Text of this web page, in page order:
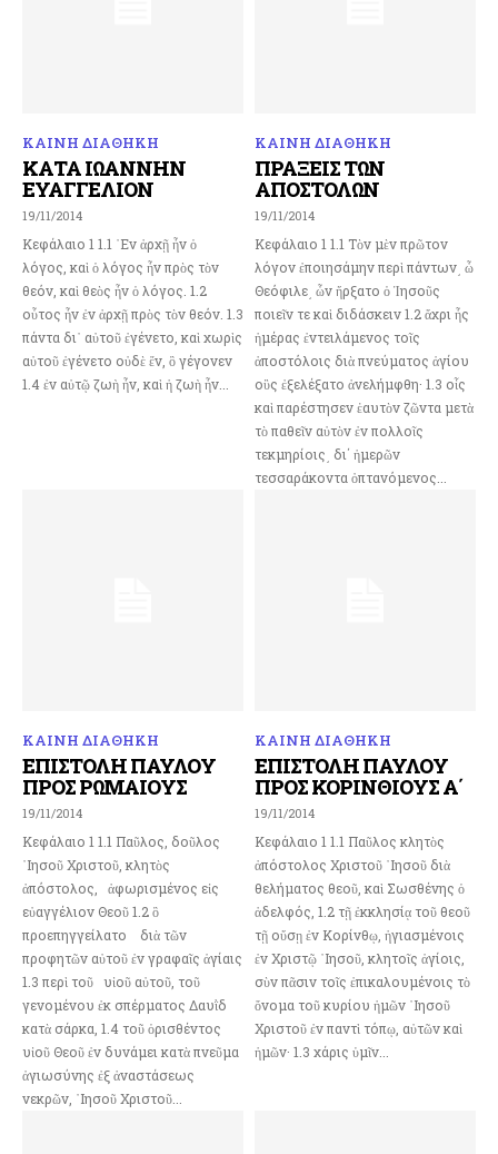
ΚΑΙΝΗ ΔΙΑΘΗΚΗ
ΚΑΤΑ ΙΩΑΝΝΗΝ
ΕΥΑΓΓΕΛΙΟΝ
19/11/2014
Κεφάλαιο 1 1.1 ᾽Εν ἀρχῇ ἦν ὁ
λόγος, καὶ ὁ λόγος ἦν πρὸς τὸν
θεόν, καὶ θεὸς ἦν ὁ λόγος. 1.2
οὗτος ἦν ἐν ἀρχῇ πρὸς τὸν θεόν. 1.3
πάντα δι᾽ αὐτοῦ ἐγένετο, καὶ χωρὶς
αὐτοῦ ἐγένετο οὐδὲ ἕν, ὃ γέγονεν
1.4 ἐν αὐτῷ ζωὴ ἦν, καὶ ἡ ζωὴ ἦν...
ΚΑΙΝΗ ΔΙΑΘΗΚΗ
ΠΡΑΞΕΙΣ ΤΩΝ
ΑΠΟΣΤΟΛΩΝ
19/11/2014
Κεφάλαιο 1 1.1 Τὸν μὲν πρῶτον
λόγον ἐποιησάμην περὶ πάντων͵ ὦ
Θεόφιλε͵ ὧν ἤρξατο ὁ Ἰησοῦς
ποιεῖν τε καὶ διδάσκειν 1.2 ἄχρι ἧς
ἡμέρας ἐντειλάμενος τοῖς
ἀποστόλοις διὰ πνεύματος ἁγίου
οὓς ἐξελέξατο ἀνελήμφθη· 1.3 οἷς
καὶ παρέστησεν ἑαυτὸν ζῶντα μετὰ
τὸ παθεῖν αὐτὸν ἐν πολλοῖς
τεκμηρίοις͵ δι΄ ἡμερῶν
τεσσαράκοντα ὀπτανόμενος...
ΚΑΙΝΗ ΔΙΑΘΗΚΗ
ΕΠΙΣΤΟΛΗ ΠΑΥΛΟΥ
ΠΡΟΣ ΡΩΜΑΙΟΥΣ
19/11/2014
Κεφάλαιο 1 1.1 Παῦλος, δοῦλος
᾿Ιησοῦ Χριστοῦ, κλητὸς
ἀπόστολος, ἀφωρισμένος εἰς
εὐαγγέλιον Θεοῦ 1.2 ὃ
προεπηγγείλατο διὰ τῶν
προφητῶν αὐτοῦ ἐν γραφαῖς ἁγίαις
1.3 περὶ τοῦ υἱοῦ αὐτοῦ, τοῦ
γενομένου ἐκ σπέρματος Δαυῒδ
κατὰ σάρκα, 1.4 τοῦ ὁρισθέντος
υἱοῦ Θεοῦ ἐν δυνάμει κατὰ πνεῦμα
ἁγιωσύνης ἐξ ἀναστάσεως
νεκρῶν, ᾿Ιησοῦ Χριστοῦ...
ΚΑΙΝΗ ΔΙΑΘΗΚΗ
ΕΠΙΣΤΟΛΗ ΠΑΥΛΟΥ
ΠΡΟΣ ΚΟΡΙΝΘΙΟΥΣ Α΄
19/11/2014
Κεφάλαιο 1 1.1 Παῦλος κλητὸς
ἀπόστολος Χριστοῦ ᾽Ιησοῦ διὰ
θελήματος θεοῦ, καὶ Σωσθένης ὁ
ἀδελφός, 1.2 τῇ ἐκκλησίᾳ τοῦ θεοῦ
τῇ οὔσῃ ἐν Κορίνθῳ, ἡγιασμένοις
ἐν Χριστῷ ᾽Ιησοῦ, κλητοῖς ἁγίοις,
σὺν πᾶσιν τοῖς ἐπικαλουμένοις τὸ
ὄνομα τοῦ κυρίου ἡμῶν ᾽Ιησοῦ
Χριστοῦ ἐν παντὶ τόπῳ, αὐτῶν καὶ
ἡμῶν· 1.3 χάρις ὑμῖν...